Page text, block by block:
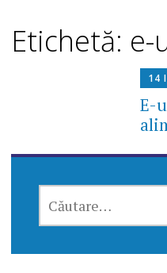
Etichetă:
14
E-
DUPĂ: